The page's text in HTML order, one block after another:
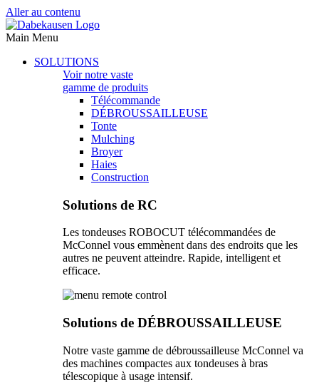
Aller au contenu
Main Menu
SOLUTIONS
Voir notre vaste
gamme de produits
Télécommande
DÉBROUSSAILLEUSE
Tonte
Mulching
Broyer
Haies
Construction
Solutions de RC
Les tondeuses ROBOCUT télécommandées de
McConnel vous emmènent dans des endroits que les
autres ne peuvent atteindre. Rapide, intelligent et
efficace.
Solutions de DÉBROUSSAILLEUSE
Notre vaste gamme de débroussailleuse McConnel va
des machines compactes aux tondeuses à bras
télescopique à usage intensif.